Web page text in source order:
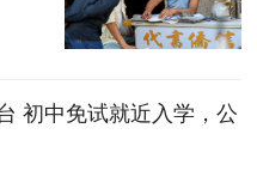
初中免试就近入学，公